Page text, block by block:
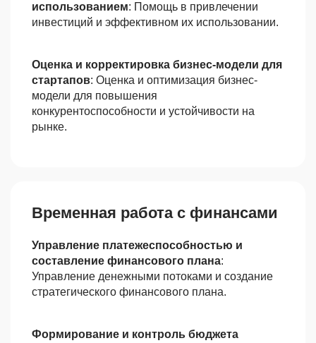
использованием: Помощь в привлечении
инвестиций и эффективном их использовании.
Оценка и корректировка бизнес-модели для
стартапов: Оценка и оптимизация бизнес-
модели для повышения
конкурентоспособности и устойчивости на
рынке.
Временная работа с финансами
Управление платежеспособностью и
составление финансового плана:
Управление денежными потоками и создание
стратегического финансового плана.
Формирование и контроль бюджета